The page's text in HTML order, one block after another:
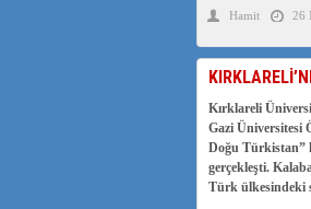
Uygurlarda
Hamit 26
Kırklareli
Gazi Üniversitesi
Doğu Türkistan”
gerçekleşti.
Türk ülkesindeki